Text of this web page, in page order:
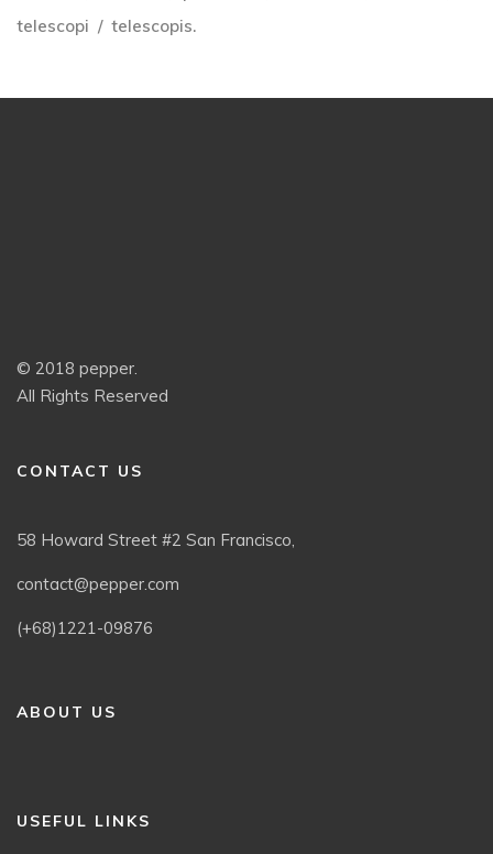
telescopi
telescopis.
© 2018 pepper.
All Rights Reserved
CONTACT US
58 Howard Street #2 San Francisco,
contact@pepper.com
(+68)1221-09876
ABOUT US
USEFUL LINKS